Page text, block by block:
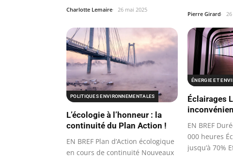
Charlotte Lemaire 26 mai 2025
Pierre Girard
POLITIQUES ENVIRONNEMENTALES
L’écologie à l’honneur : la
continuité du Plan Action !
EN BREF Plan d’Action écologique
en cours de continuité Nouveaux
ÉNERGIE ET
Éclairages
EN BREF
000 heures
jusqu’à 70%